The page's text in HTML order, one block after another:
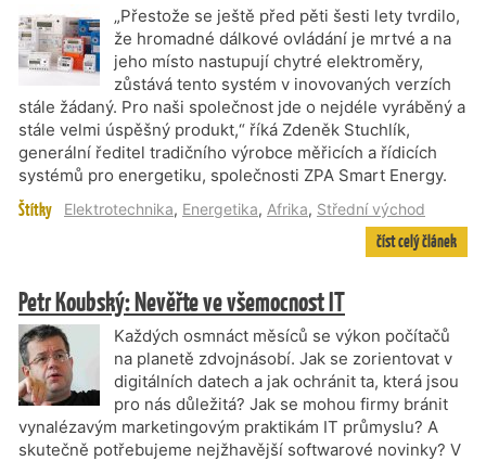
„Přestože se ještě před pěti šesti lety tvrdilo,
že hromadné dálkové ovládání je mrtvé a na
jeho místo nastupují chytré elektroměry,
zůstává tento systém v inovovaných verzích
stále žádaný. Pro naši společnost jde o nejdéle vyráběný a
stále velmi úspěšný produkt,“ říká Zdeněk Stuchlík,
generální ředitel tradičního výrobce měřicích a řídicích
systémů pro energetiku, společnosti ZPA Smart Energy.
Štítky Elektrotechnika, Energetika, Afrika, Střední východ
číst celý článek
Petr Koubský: Nevěřte ve všemocnost IT
Každých osmnáct měsíců se výkon počítačů
na planetě zdvojnásobí. Jak se zorientovat v
digitálních datech a jak ochránit ta, která jsou
pro nás důležitá? Jak se mohou firmy bránit
vynalézavým marketingovým praktikám IT průmyslu? A
skutečně potřebujeme nejžhavější softwarové novinky? V